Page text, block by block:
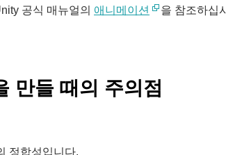
공식 매뉴얼의 애니메이션 을 참조하십
만들 때의 주의점
정합성입니다.